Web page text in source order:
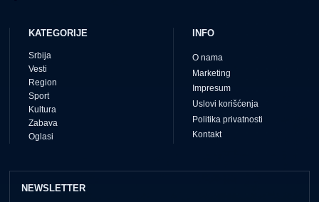
KATEGORIJE
Srbija
Vesti
Region
Sport
Kultura
Zabava
Oglasi
INFO
O nama
Marketing
Impresum
Uslovi korišćenja
Politika privatnosti
Kontakt
NEWSLETTER